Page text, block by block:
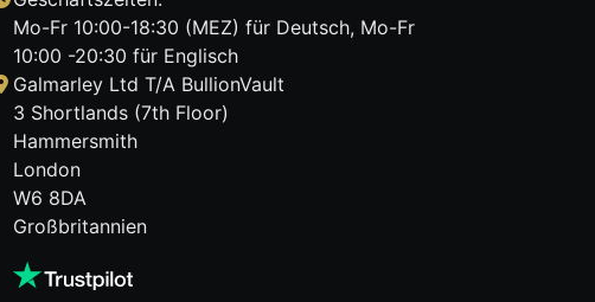
Mo-Fr 10:00-18:30 (MEZ) für Deutsch, Mo-Fr
10:00 -20:30 für Englisch
Galmarley Ltd T/A BullionVault
3 Shortlands (7th Floor)
Hammersmith
London
W6 8DA
Großbritannien